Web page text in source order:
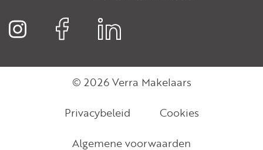
© 2026 Verra Makelaars
Privacybeleid
Cookies
Algemene voorwaarden